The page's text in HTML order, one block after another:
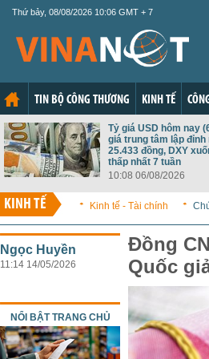
Thứ bảy, 08/08/2026 10:06 GMT + 7
TIN BỘ CÔNG THƯƠNG KINH TẾ
Tỷ giá USD hôm nay
giá trung tâm lập
25.433 đồng, DXY
thấp nhất 7 tuần
10:08 06/08/2026
KINH TẾ Kinh tế - Tài chính
Đồng
Quốc
Ngọc Huyền
11:14 14/05/2026
NỔI BẬT TRANG CHỦ